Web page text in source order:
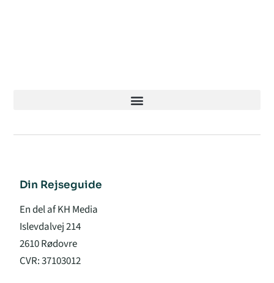
Din Rejseguide
En del af KH Media
Islevdalvej 214
2610 Rødovre
CVR: 37103012